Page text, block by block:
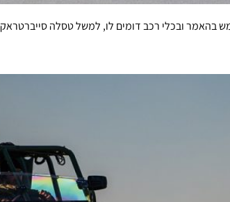
בהאמר ובכלי רכב דומים לו, למשל טסלה סייברטראק